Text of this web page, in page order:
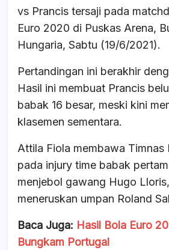
e
b
o
k
s
A
p
a
d
e
vs Prancis tersaji pada
Euro 2020 di Puskas Arena,
Hungaria, Sabtu (19/6/2021).
Pertandingan ini berakhir
Hasil ini membuat Prancis
babak 16 besar, meski kini
klasemen sementara.
Attila Fiola membawa Timnas
pada injury time babak
menjebol gawang Hugo
meneruskan umpan Roland
Baca Juga: Hasil Bola Euro
Bungkam Portugal